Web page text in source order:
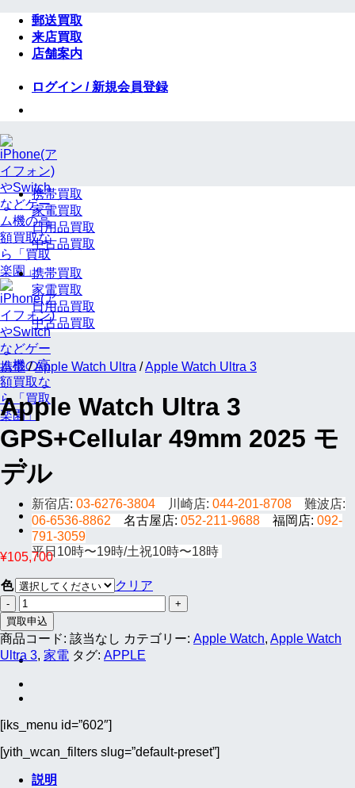
Skip
content
郵送買取
来店買取
店舗案内
ログイン / 新規会員登録
新宿店: 03-6276-3804 川崎店: 044-201-8708 難波店:
06-6536-8862
名古屋店: 052-211-9688 福岡店: 092-
791-3059
平日10時〜19時/土祝10時〜18時
携帯買取
家電買取
日用品買取
中古品買取
携帯買取
家電買取
日用品買取
中古品買取
携帯 / Apple Watch Ultra /Apple Watch Ultra 3
Apple Watch Ultra 3
GPS+Cellular 49mm 2025 モ
デル
¥105,700
色
クリア
Apple
Watch
Ultra
3
GPS+Cellular
2025
モ
ル
個
買取申込
商品コード: 該当なし カテゴリー: Apple Watch, Apple Watch
Ultra 3, 家電 タグ: APPLE
[iks_menu id=”602″]
[yith_wcan_filters slug=”default-preset”]
説明